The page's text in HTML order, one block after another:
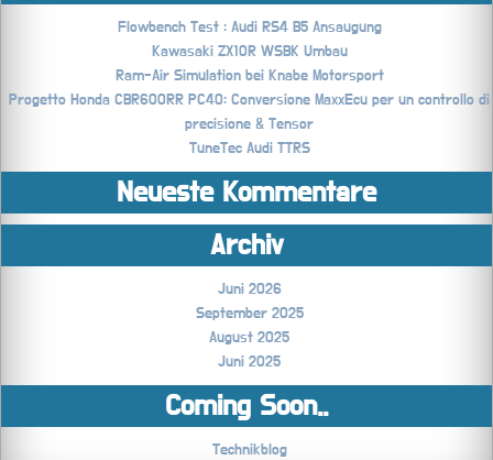
Flowbench Test : Audi RS4 B5 Ansaugung
Kawasaki ZX10R WSBK Umbau
Ram-Air Simulation bei Knabe Motorsport
Progetto Honda CBR600RR PC40: Conversione MaxxEcu per un controllo di
precisione & Tensor
TuneTec Audi TTRS
Neueste Kommentare
Archiv
Juni 2026
September 2025
August 2025
Juni 2025
Coming Soon..
Technikblog